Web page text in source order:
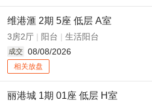
维港滙 2期 5座 低层 A室
3房2厅 | 阳台 | 生活阳台
成交 08/08/2026
相关放盘
丽港城 1期 01座 低层 H室